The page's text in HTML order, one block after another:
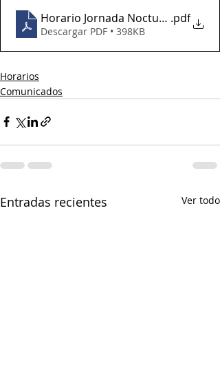
Horario Jornada Nocturna.pdf
Descargar PDF • 398KB
Horarios
Comunicados
Entradas recientes Ver todo